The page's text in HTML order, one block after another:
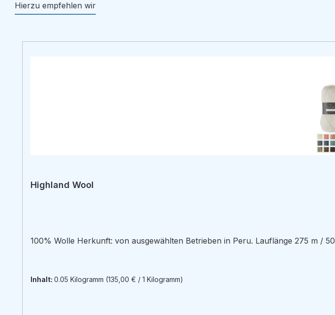
Hierzu empfehlen wir
Highland Wool
100% Wolle Herkunft: von ausgewählten Betrieben in Peru. Lauflänge 275 m /
Inhalt: 0.05 Kilogramm (135,00 € / 1 Kilogramm)